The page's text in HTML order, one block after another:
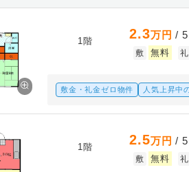
1階 2.3万円 /
敷 無料 礼
敷金・礼金ゼロ物件 人気上昇中
1階 2.5万円 /
敷 無料 礼